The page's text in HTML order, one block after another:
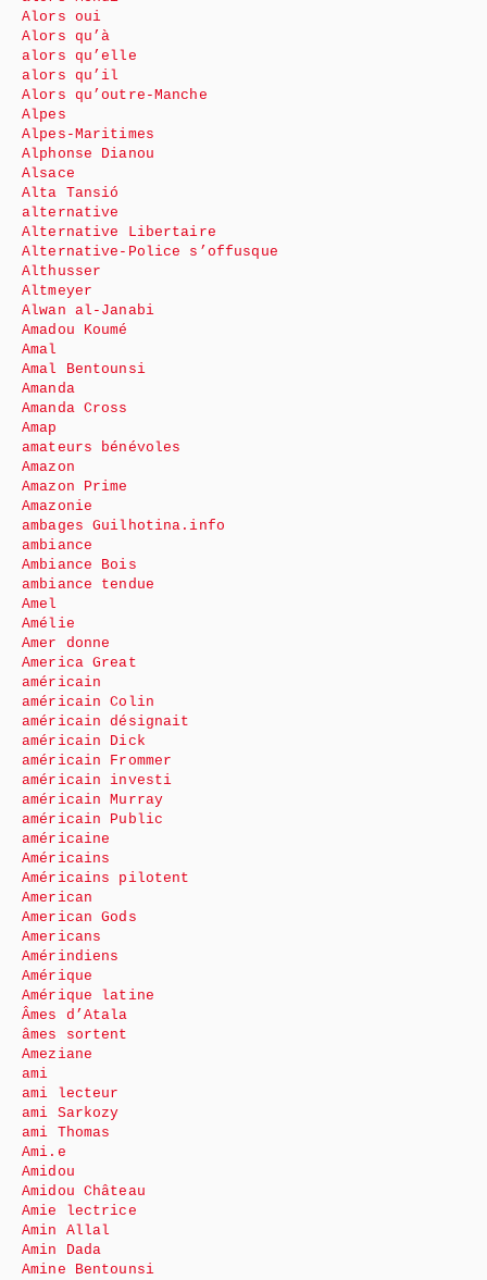
Alors oui
Alors qu’à
alors qu’elle
alors qu’il
Alors qu’outre-Manche
Alpes
Alpes-Maritimes
Alphonse Dianou
Alsace
Alta Tansió
alternative
Alternative Libertaire
Alternative-Police s’offusque
Althusser
Altmeyer
Alwan al-Janabi
Amadou Koumé
Amal
Amal Bentounsi
Amanda
Amanda Cross
Amap
amateurs bénévoles
Amazon
Amazon Prime
Amazonie
ambages Guilhotina.info
ambiance
Ambiance Bois
ambiance tendue
Amel
Amélie
Amer donne
America Great
américain
américain Colin
américain désignait
américain Dick
américain Frommer
américain investi
américain Murray
américain Public
américaine
Américains
Américains pilotent
American
American Gods
Americans
Amérindiens
Amérique
Amérique latine
Âmes d’Atala
âmes sortent
Ameziane
ami
ami lecteur
ami Sarkozy
ami Thomas
Ami.e
Amidou
Amidou Château
Amie lectrice
Amin Allal
Amin Dada
Amine Bentounsi